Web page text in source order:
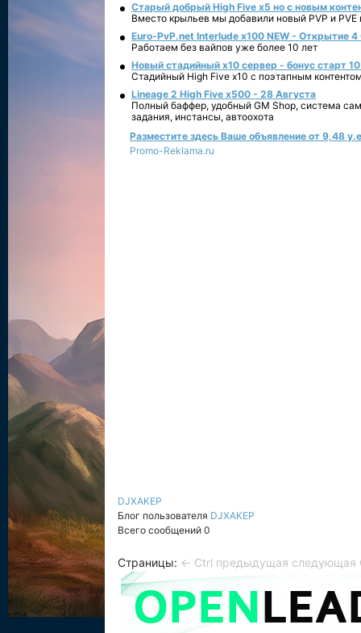
Старый добрый High Five x5 но с новым
Вместо крыльев мы добавили новый PVP и PVE
Euro-PvP.net Interlude х100 NEW - Открытие 4
Работаем без вайпов уже более 10 лет
Новый стадийный х10 сервер - бонус старт
Стадийный High Five x10 с поэтапным
Lineage 2 High Five x500 - 28 Августа
Полный баффер, удобный GM Shop, система
задания, инстансы, автоохота
Разместите здесь Ваше объявление от 9,48
Promo-Reklama.ru
DJXAKEP
Блог пользователя DJXAKEP
Всего сообщений 0
Страницы: ← Ctrl предыдущая следующая